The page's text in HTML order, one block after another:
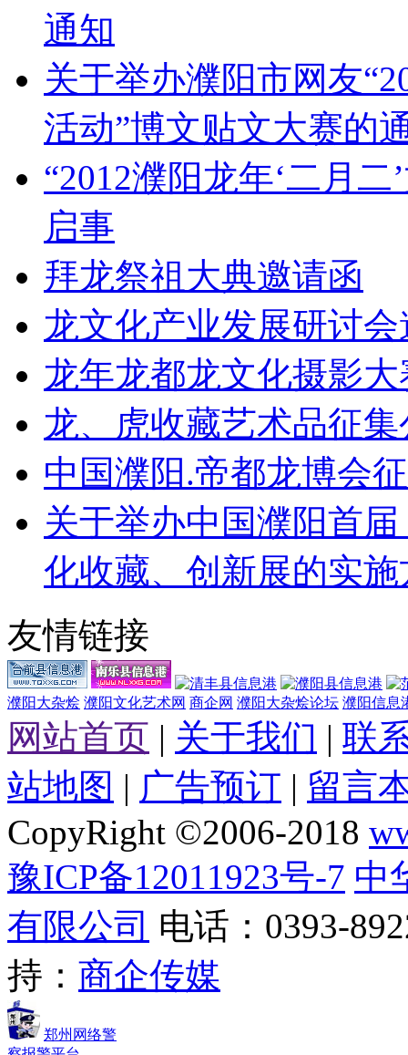
通知
关于举办濮阳市网友
活动”博文贴文大赛的
“2012濮阳龙年‘二月
启事
拜龙祭祖大典邀请函
龙文化产业发展研讨
龙年龙都龙文化摄影
龙、虎收藏艺术品征集
中国濮阳.帝都龙博会
关于举办中国濮阳首
化收藏、创新展的实施
友情链接
濮阳大杂烩 濮阳文化艺术网 商企网 濮阳大杂烩论坛 濮阳信息
网站首页 | 关于我们 | 联
站地图 | 广告预订 | 留言
CopyRight ©2006-2018
豫ICP备12011923号-7 中
有限公司 电话：0393-
持： 商企传媒
郑州网络警